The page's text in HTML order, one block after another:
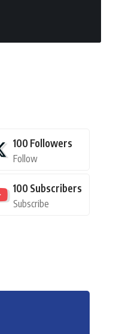
100 Followers
Follow
100 Subscribers
Subscribe